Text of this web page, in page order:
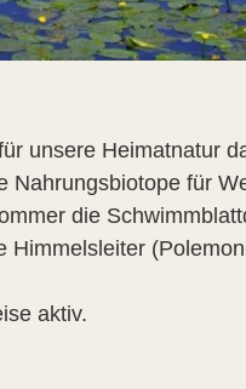
unsere Heimatnatur
Nahrungsbiotope für
die
Himmelsleiter
aktiv.